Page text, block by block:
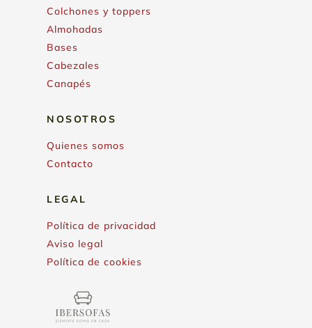
Colchones y toppers
Almohadas
Bases
Cabezales
Canapés
NOSOTROS
Quienes somos
Contacto
LEGAL
Política de privacidad
Aviso legal
Política de cookies